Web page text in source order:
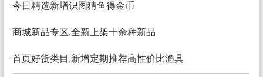
今日精选新增识图猜鱼得金币
商城新品专区,全新上架十余种新品
首页好货类目,新增定期推荐高性价比渔具